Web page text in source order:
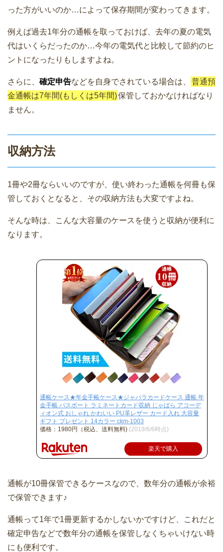
った方がいいのか…によって保存期間が変わってきます。
例えば過去1年分の通帳を取っておけば、去年の夏の電気
代はいくらだったのか…今年の電気代と比較して節約のヒ
ントになったりもしますよね。
さらに、 確定申告などを自身でされている場合は、
普通預
金通帳は7年間(もしくは5年間)保管しておかなければなり
ません。
収納方法
1冊や2冊ならいいのですが、使い終わった通帳を何冊も保
管しておくとなると、その収納方法も大変ですよね。
そんな時は、こんな大容量のケースを使うと収納が便利に
なります。
通帳ケース★年金手帳ケース★ジャバラカードケース 通帳 年
金手帳 パスポート ラミネートカード収納 じゃばら アコーデ
ィオン式 おしゃれ かわいい PU革レザー カード入れ 大容量
ギフト プレゼント 14カラー ckm-1003
価格：1980円（税込、送料無料) (2019/6/6時点)
楽天で購入
通帳が10冊保管できるケースなので、数年分の通帳が余裕
で保管できます♪
通帳って1年で1冊更新するかしないかですけど、これだと
確定申告などで数年分の通帳を保管しなくちゃいけない時
にも便利です。